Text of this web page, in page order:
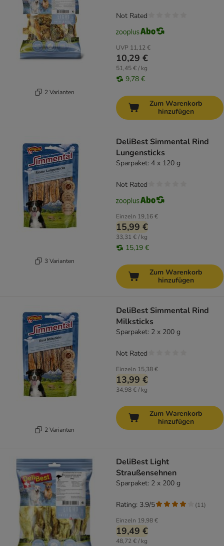
2 Varianten
UVP 11,12 €
10,29 €
51,45 € / kg
9,78 €
Not Rated
Zum Warenkorb
hinzufügen
3 Varianten
DeliBest Simmental Rind
Lungensticks
Sparpaket: 4 x 120 g
Einzeln 19,16 €
15,99 €
33,31 € / kg
15,19 €
Not Rated
Zum Warenkorb
hinzufügen
2 Varianten
DeliBest Simmental Rind
Milksticks
Sparpaket: 2 x 200 g
Einzeln 15,38 €
13,99 €
34,98 € / kg
Not Rated
Zum Warenkorb
hinzufügen
DeliBest Light
Straußensehnen
Sparpaket: 2 x 200 g
Einzeln 19,98 €
19,49 €
48,72 € / kg
Rating: 3.9/5 (11)